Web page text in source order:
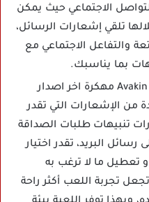
الاجتماعي حيث يمكن
تلقي إشعارات الرسائل،
والتفاعل الاجتماعي مع
بما يناسبك.
بعد تحميل Avakin Life مهكرة اخر اصدار
من الإشعارات التي تقدر
تنبيهات طلبات الصداقة
رسائل البريد، تقدر اختيار
تعطيل ما لا ترغب به
تجربة اللعب أكثر راحة